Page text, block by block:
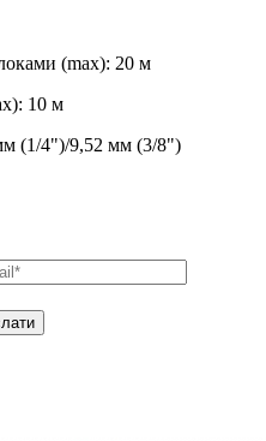
(max): 20 м
: 10 м
(1/4")/9,52 мм (3/8")